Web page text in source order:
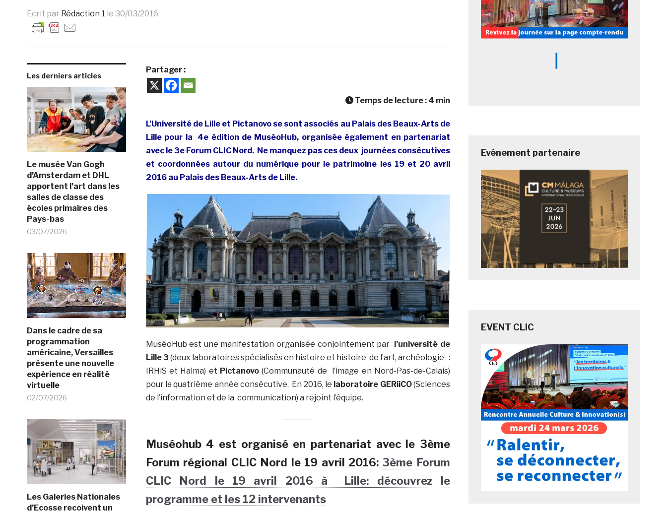
Ecrit par Rédaction 1 le 30/03/2016
Les derniers articles
Le musée Van Gogh
d’Amsterdam et DHL
apportent l’art dans les
salles de classe des
écoles primaires des
Pays-bas
03/07/2026
Dans le cadre de sa
programmation
américaine, Versailles
présente une nouvelle
expérience en réalité
virtuelle
02/07/2026
Les Galeries Nationales
d’Ecosse recoivent un
Partager :
Temps de lecture : 4 min
L’Université de Lille et Pictanovo se sont associés au Palais des Beaux-Arts de
Lille pour la 4e édition de MuséoHub, organisée également en partenariat
avec le 3e Forum CLIC Nord. Ne manquez pas ces deux journées consécutives
et coordonnées autour du numérique pour le patrimoine les 19 et 20 avril
2016 au Palais des Beaux-Arts de Lille.
MuséoHub est une manifestation organisée conjointement par l’université de
Lille 3 (deux laboratoires spécialisés en histoire et histoire de l’art, archéologie :
IRHiS et Halma) et Pictanovo (Communauté de l’image en Nord-Pas-de-Calais)
pour la quatrième année consécutive. En 2016, le laboratoire GERiiCO(Sciences
de l’information et de la communication) a rejoint l’équipe.
Muséohub 4 est organisé en partenariat avec le 3ème
Forum régional CLIC Nord le 19 avril 2016: 3ème Forum
CLIC Nord le 19 avril 2016 à Lille: découvrez le
programme et les 12 intervenants
Evénement partenaire
EVENT CLIC